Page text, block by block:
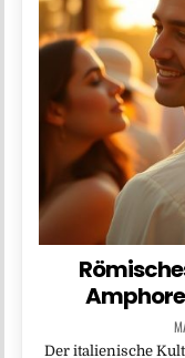
Der italienische